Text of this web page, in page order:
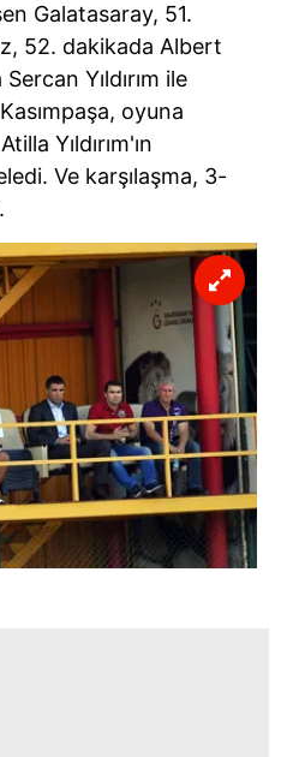
Galatasaray, 51.
52. dakikada Albert
Yıldırım ile
oyuna
Yıldırım'ın
Ve karşılaşma, 3-